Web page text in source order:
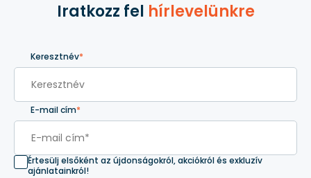
Iratkozz fel hírlevelünkre
Keresztnév*
E-mail cím*
Értesülj elsőként az újdonságokról, akciókról és exkluzív
ajánlatainkról!